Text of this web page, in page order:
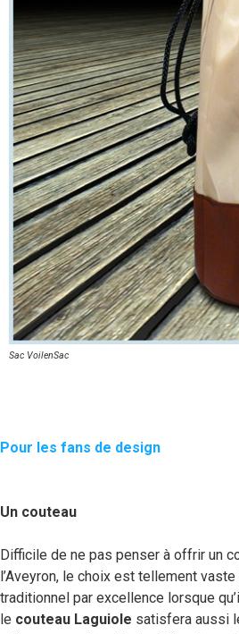
Sac VoilenSac
Pour les fans de design
Un couteau
Difficile de ne pas penser à offrir un
l’Aveyron, le choix est tellement
traditionnel par excellence lorsque
le couteau Laguiole satisfera aussi